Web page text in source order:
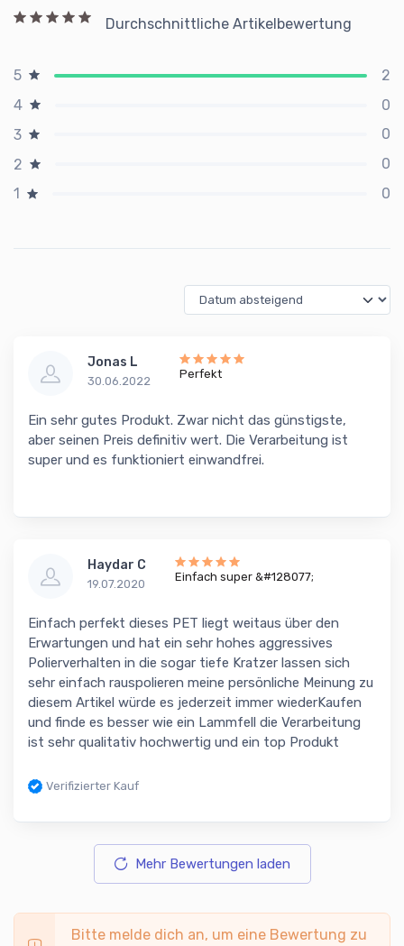
Durchschnittliche Artikelbewertung
5
2
4
0
3
0
2
0
1
0
Jonas L
30.06.2022
Perfekt
Ein sehr gutes Produkt. Zwar nicht das günstigste,
aber seinen Preis definitiv wert. Die Verarbeitung ist
super und es funktioniert einwandfrei.
Haydar C
19.07.2020
Einfach super &#128077;
Einfach perfekt dieses PET liegt weitaus über den
Erwartungen und hat ein sehr hohes aggressives
Polierverhalten in die sogar tiefe Kratzer lassen sich
sehr einfach rauspolieren meine persönliche Meinung zu
diesem Artikel würde es jederzeit immer wiederKaufen
und finde es besser wie ein Lammfell die Verarbeitung
ist sehr qualitativ hochwertig und ein top Produkt
Verifizierter Kauf
Mehr Bewertungen laden
Bitte melde dich an, um eine Bewertung zu